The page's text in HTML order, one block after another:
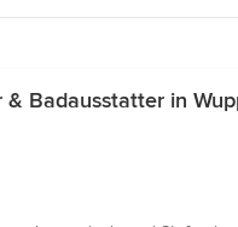
Badausstatter in